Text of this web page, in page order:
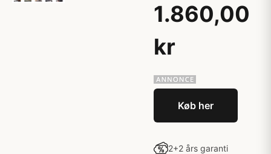
1.860,00
kr
Køb her
2+2 års garanti